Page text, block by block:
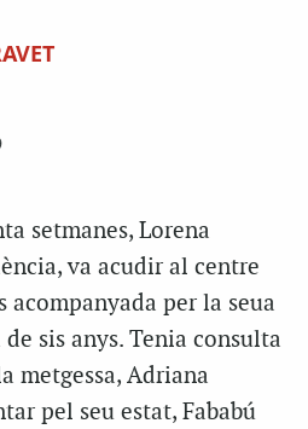
setmanes, Lorena
va acudir al centre
acompanyada per la seua
sis anys. Tenia consulta
metgessa, Adriana
pel seu estat, Fababú